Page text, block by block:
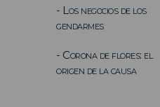
- Los negocios de los
gendarmes
- Corona de flores: el
origen de la causa